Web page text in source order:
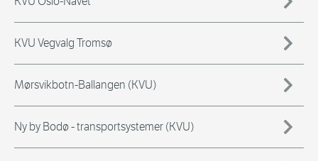
KVU Vegvalg Tromsø
Mørsvikbotn-Ballangen (KVU)
Ny by Bodø - transportsystemer (KVU)